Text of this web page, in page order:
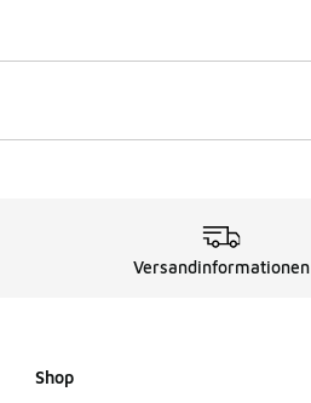
Versandinformationen
Shop